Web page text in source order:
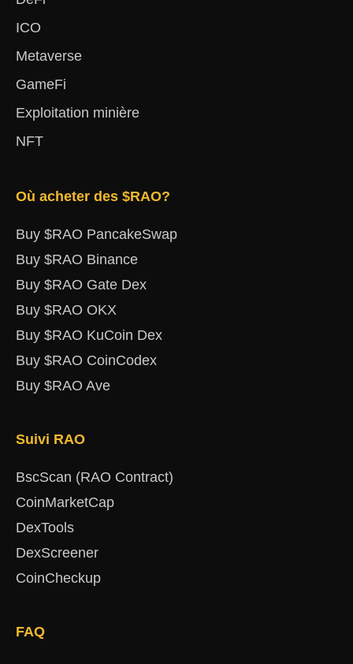
ICO
Metaverse
GameFi
Exploitation minière
NFT
Où acheter des $RAO?
Buy $RAO PancakeSwap
Buy $RAO Binance
Buy $RAO Gate Dex
Buy $RAO OKX
Buy $RAO KuCoin Dex
Buy $RAO CoinCodex
Buy $RAO Ave
Suivi RAO
BscScan (RAO Contract)
CoinMarketCap
DexTools
DexScreener
CoinCheckup
FAQ